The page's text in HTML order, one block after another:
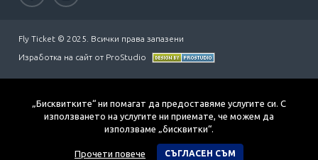
Fly Ticket © 2025. Всички права запазени
Изработка на сайт от ProStudio
„Бисквитките“ ни помагат да предоставяме услугите си. С
използването на услугите ни приемате, че можем да
използваме „бисквитки“.
Прочети повече СЪГЛАСЕН СЪМ